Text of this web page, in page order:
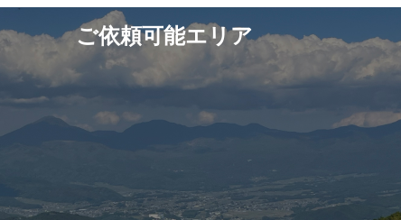
ご依頼可能エリア